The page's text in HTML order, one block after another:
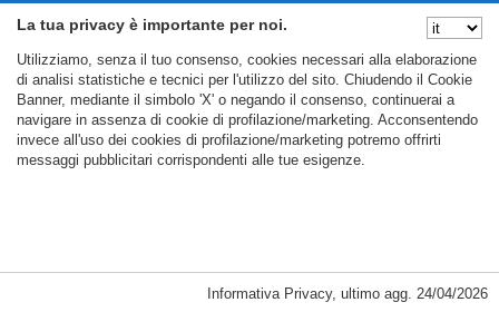
La tua privacy è importante per noi.
Utilizziamo, senza il tuo consenso, cookies necessari alla elaborazione
di analisi statistiche e tecnici per l'utilizzo del sito. Chiudendo il Cookie
Banner, mediante il simbolo 'X' o negando il consenso, continuerai a
navigare in assenza di cookie di profilazione/marketing. Acconsentendo
invece all'uso dei cookies di profilazione/marketing potremo offrirti
messaggi pubblicitari corrispondenti alle tue esigenze.
Cookie Necessari, Tecnici di Sessione
Nascondi Opzioni
Informativa Privacy, ultimo agg. 24/04/2026